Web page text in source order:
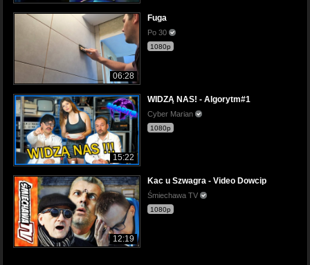
06:28
Fuga
Po 30
1080p
15:22
WIDZĄ NAS! - Algorytm#1
Cyber Marian
1080p
12:19
Kac u Szwagra - Video Dowcip
Śmiechawa TV
1080p